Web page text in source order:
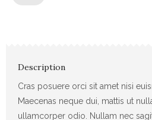
Description
Cras posuere orci sit amet nisi
Maecenas neque dui, mattis ut
ullamcorper odio. Nullam nec